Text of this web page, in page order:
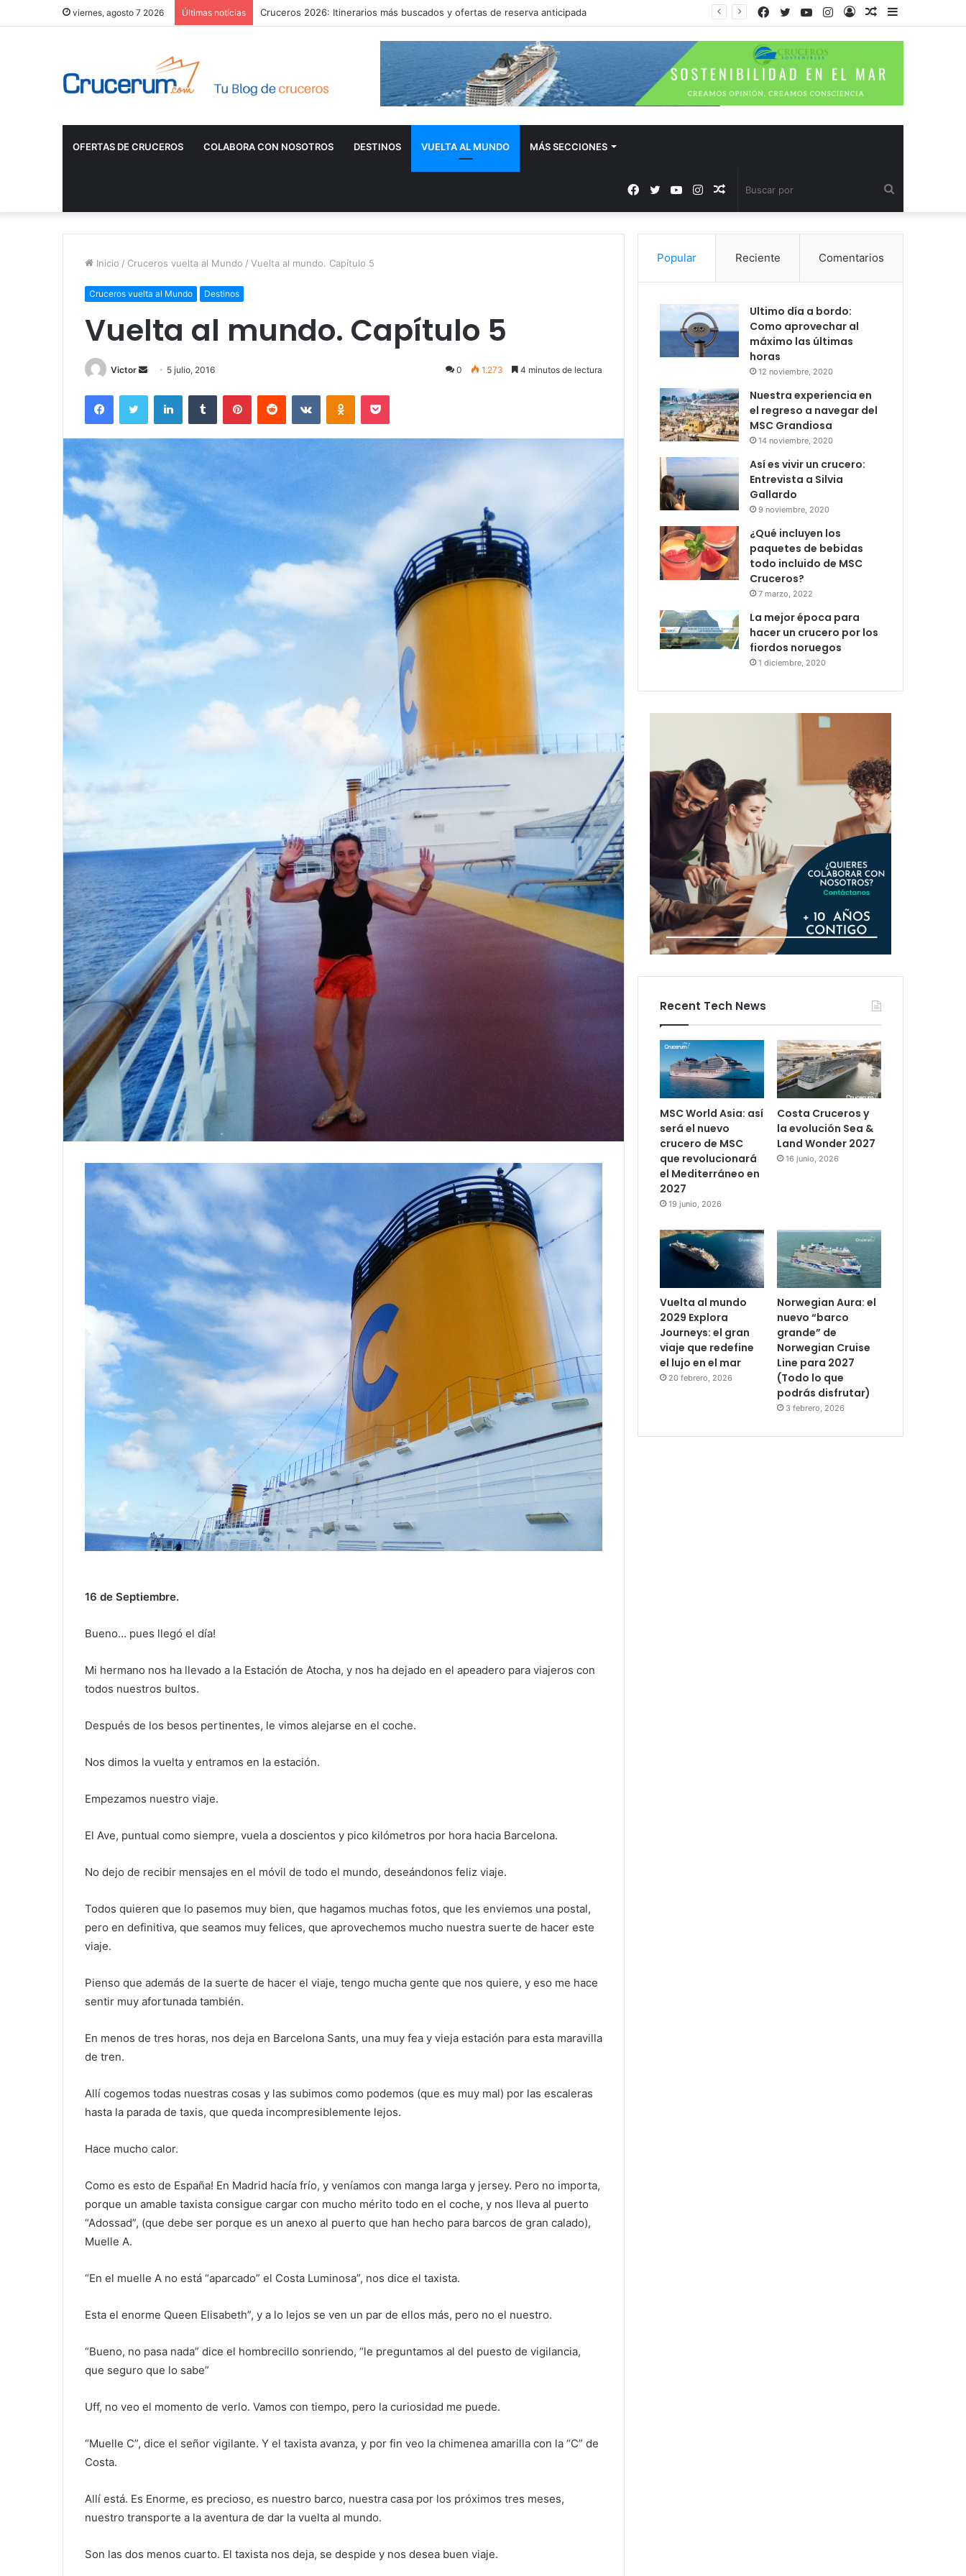
viernes, agosto 7 2026 Últimas notícias Cruceros 2026: Itinerarios más buscados y ofertas de reserva anticipada
Barra
Publicación
Acceso
Instagram
YouTube
Twitter
Facebook
OFERTAS DE CRUCEROS COLABORA CON NOSOTROS DESTINOS VUELTA AL MUNDO MÁS SECCIONES
por
Publicación
al
Instagram
YouTube
Twitter
Facebook
Inicio / Cruceros vuelta al Mundo / Vuelta al mundo. Capítulo 5
Cruceros vuelta al Mundo Destinos
Vuelta al mundo. Capítulo 5
Victor
Send
email
5 julio, 2016 0 1.273 4 minutos de lectura
FacebookTwitter LinkedInTumblr PinterestReddit VKontakteOdnoklassniki
Pocket
16 de Septiembre.
Bueno… pues llegó el día!
Mi hermano nos ha llevado a la Estación de Atocha, y nos ha dejado en el apeadero para viajeros con
todos nuestros bultos.
Después de los besos pertinentes, le vimos alejarse en el coche.
Nos dimos la vuelta y entramos en la estación.
Empezamos nuestro viaje.
El Ave, puntual como siempre, vuela a doscientos y pico kilómetros por hora hacia Barcelona.
No dejo de recibir mensajes en el móvil de todo el mundo, deseándonos feliz viaje.
Todos quieren que lo pasemos muy bien, que hagamos muchas fotos, que les enviemos una postal,
pero en definitiva, que seamos muy felices, que aprovechemos mucho nuestra suerte de hacer este
viaje.
Pienso que además de la suerte de hacer el viaje, tengo mucha gente que nos quiere, y eso me hace
sentir muy afortunada también.
En menos de tres horas, nos deja en Barcelona Sants, una muy fea y vieja estación para esta maravilla
de tren.
Allí cogemos todas nuestras cosas y las subimos como podemos (que es muy mal) por las escaleras
hasta la parada de taxis, que queda incompresiblemente lejos.
Hace mucho calor.
Como es esto de España! En Madrid hacía frío, y veníamos con manga larga y jersey. Pero no importa,
porque un amable taxista consigue cargar con mucho mérito todo en el coche, y nos lleva al puerto
“Adossad”, (que debe ser porque es un anexo al puerto que han hecho para barcos de gran calado),
Muelle A.
“En el muelle A no está “aparcado” el Costa Luminosa”, nos dice el taxista.
Esta el enorme Queen Elisabeth”, y a lo lejos se ven un par de ellos más, pero no el nuestro.
“Bueno, no pasa nada” dice el hombrecillo sonriendo, “le preguntamos al del puesto de vigilancia,
que seguro que lo sabe”
Uff, no veo el momento de verlo. Vamos con tiempo, pero la curiosidad me puede.
“Muelle C”, dice el señor vigilante. Y el taxista avanza, y por fin veo la chimenea amarilla con la “C” de
Costa.
Allí está. Es Enorme, es precioso, es nuestro barco, nuestra casa por los próximos tres meses,
nuestro transporte a la aventura de dar la vuelta al mundo.
Son las dos menos cuarto. El taxista nos deja, se despide y nos desea buen viaje.
Popular Reciente Comentarios
Ultimo día a bordo:
Como aprovechar al
máximo las últimas
horas
12 noviembre, 2020
Nuestra experiencia en
el regreso a navegar del
MSC Grandiosa
14 noviembre, 2020
Así es vivir un crucero:
Entrevista a Silvia
Gallardo
9 noviembre, 2020
¿Qué incluyen los
paquetes de bebidas
todo incluido de MSC
Cruceros?
7 marzo, 2022
La mejor época para
hacer un crucero por los
fiordos noruegos
1 diciembre, 2020
Recent Tech News
MSC World Asia: así
será el nuevo
crucero de MSC
que revolucionará
el Mediterráneo en
2027
19 junio, 2026
Costa Cruceros y
la evolución Sea &
Land Wonder 2027
16 junio, 2026
Vuelta al mundo
2029 Explora
Journeys: el gran
viaje que redefine
el lujo en el mar
20 febrero, 2026
Norwegian Aura: el
nuevo “barco
grande” de
Norwegian Cruise
Line para 2027
(Todo lo que
podrás disfrutar)
3 febrero, 2026